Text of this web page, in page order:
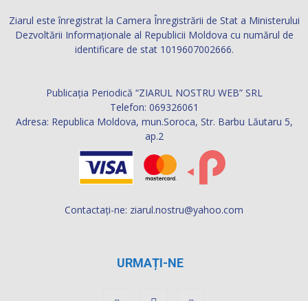
Ziarul este înregistrat la Camera Înregistrării de Stat a Ministerului
Dezvoltării Informaţionale al Republicii Moldova cu numărul de
identificare de stat 1019607002666.
Publicația Periodică “ZIARUL NOSTRU WEB” SRL
Telefon: 069326061
Adresa: Republica Moldova, mun.Soroca, Str. Barbu Lăutaru 5,
ap.2
Contactați-ne: ziarul.nostru@yahoo.com
URMAȚI-NE